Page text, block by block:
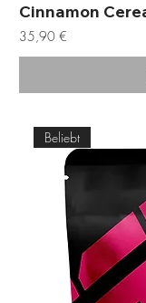
Cinnamon
Preis
35,90 €
Beliebt